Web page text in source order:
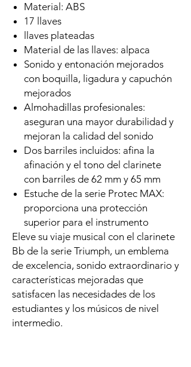
Material: ABS
17 llaves
llaves plateadas
Material de las llaves: alpaca
Sonido y entonación mejorados
con boquilla, ligadura y capuchón
mejorados
Almohadillas profesionales:
aseguran una mayor durabilidad y
mejoran la calidad del sonido
Dos barriles incluidos: afina la
afinación y el tono del clarinete
con barriles de 62 mm y 65 mm
Estuche de la serie Protec MAX:
proporciona una protección
superior para el instrumento
Eleve su viaje musical con el clarinete
Bb de la serie Triumph, un emblema
de excelencia, sonido extraordinario y
características mejoradas que
satisfacen las necesidades de los
estudiantes y los músicos de nivel
intermedio.